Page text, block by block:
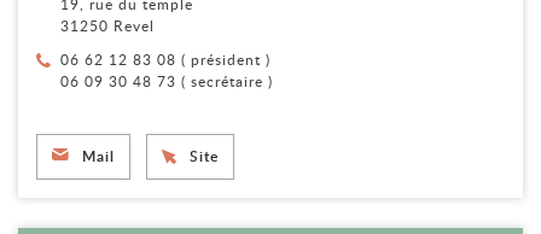
31250 Revel
Téléphone :
06 62 12 83 08 ( président )
06 09 30 48 73 ( secrétaire )
Mail Site